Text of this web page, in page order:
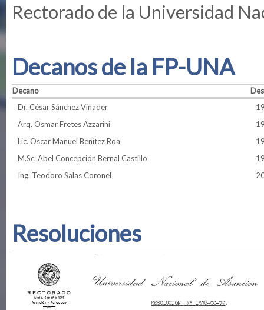
Rectorado de la Universidad
Decanos de la FP-UNA
Decano
Dr. César Sánchez Vinader
Arq. Osmar Fretes Azzarini
Lic. Oscar Manuel Benítez Roa
M.Sc. Abel Concepción Bernal Castillo
Ing. Teodoro Salas Coronel
Resoluciones